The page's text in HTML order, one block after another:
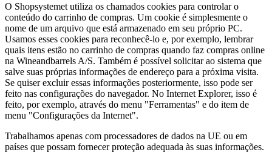
O Shopsystemet utiliza os chamados cookies para controlar o
conteúdo do carrinho de compras. Um cookie é simplesmente o
nome de um arquivo que está armazenado em seu próprio PC.
Usamos esses cookies para reconhecê-lo e, por exemplo, lembrar
quais itens estão no carrinho de compras quando faz compras online
na Wineandbarrels A/S. Também é possível solicitar ao sistema que
salve suas próprias informações de endereço para a próxima visita.
Se quiser excluir essas informações posteriormente, isso pode ser
feito nas configurações do navegador. No Internet Explorer, isso é
feito, por exemplo, através do menu "Ferramentas" e do item de
menu "Configurações da Internet".
Trabalhamos apenas com processadores de dados na UE ou em
países que possam fornecer proteção adequada às suas informações.